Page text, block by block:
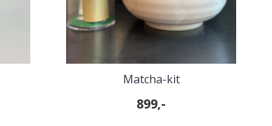
Matcha-kit
899,-